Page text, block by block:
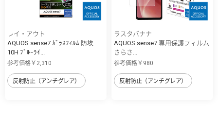
レイ・アウト
AQUOS sense7 ｶﾞﾗｽﾌｨﾙﾑ 防埃
10H ﾌﾞﾙｰﾗｲ...
参考価格￥2,310
反射防止（アンチグレア）
ラスタバナナ
AQUOS sense7 専用保護フィルム
さらさ...
参考価格￥980
反射防止（アンチグレア）